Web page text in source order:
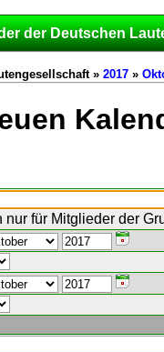
der Deutschen
» 2017 »
nur für Mitglieder der